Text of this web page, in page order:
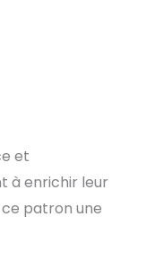
et
à enrichir leur
patron une